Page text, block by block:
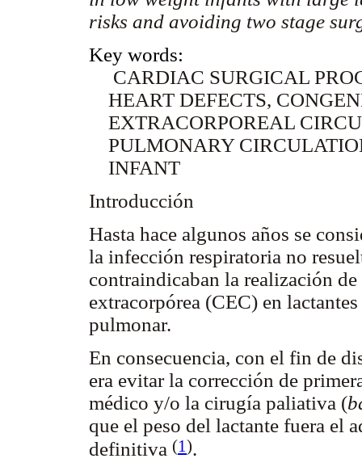
risks and avoiding two stage
Key words:
CARDIAC SURGICAL
HEART DEFECTS,
EXTRACORPOREAL
PULMONARY
INFANT
Introducción
Hasta hace algunos años se
la infección respiratoria no
contraindicaban la realización
extracorpórea (CEC) en
pulmonar.
En consecuencia, con el fin de
era evitar la corrección de
médico y/o la cirugía paliativa (
que el peso del lactante fuera el
definitiva (1).